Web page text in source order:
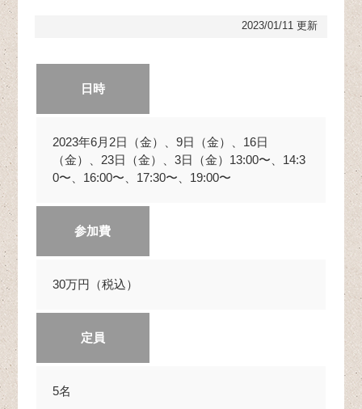
2023/01/11 更新
日時
2023年6月2日（金）、9日（金）、16日
（金）、23日（金）、3日（金）13:00〜、14:3
0〜、16:00〜、17:30〜、19:00〜
参加費
30万円（税込）
定員
5名